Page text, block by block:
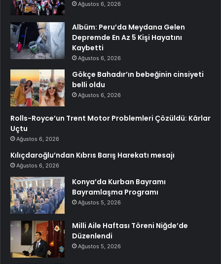
Ağustos 6, 2026
Albüm: Peru’da Meydana Gelen
Depremde En Az 5 Kişi Hayatını
Kaybetti
Ağustos 6, 2026
Gökçe Bahadır’ın bebeğinin cinsiyeti
belli oldu
Ağustos 6, 2026
Rolls-Royce’un Trent Motor Problemleri Çözüldü: Kârlar
Uçtu
Ağustos 6, 2026
Kılıçdaroğlu’ndan Kıbrıs Barış Harekatı mesajı
Ağustos 6, 2026
Konya’da Kurban Bayramı
Bayramlaşma Programı
Ağustos 5, 2026
Milli Aile Haftası Töreni Niğde’de
Düzenlendi
Ağustos 5, 2026